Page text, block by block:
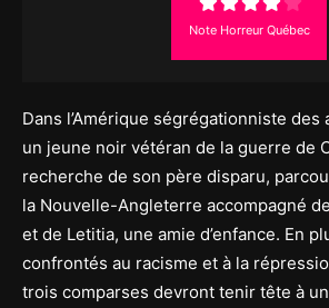
Note Horreur Québec
Dans l’Amérique ségrégationniste des
un jeune noir vétéran de la guerre de
recherche de son père disparu,
la Nouvelle-Angleterre accompagné
et de Letitia, une amie d’enfance. En
confrontés au racisme et à la
trois comparses devront tenir tête à